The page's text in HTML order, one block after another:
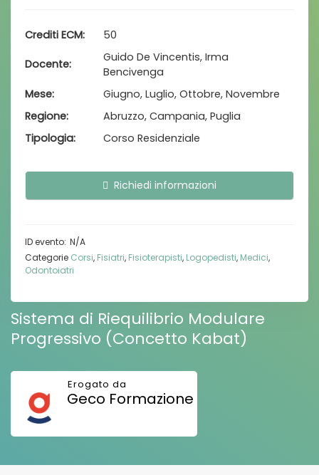
Crediti ECM 50
Docente
Guido De Vincentis, Irma
Bencivenga
Mese
Giugno, Luglio, Ottobre, Novembre
Regione
Abruzzo, Campania, Puglia
Tipologia
Corso Residenziale
Richiedi informazioni
N/A
Categorie Corsi, Fisiatri, Fisioterapisti, Logopedisti, Medici,
Odontoiatri
Sistema di Riequilibrio Modulare
Progressivo (Concetto Kabat)
Geco Formazione